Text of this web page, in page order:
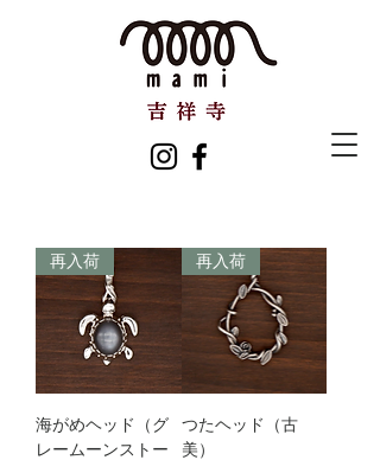
再入荷
海がめヘッド（グ
レームーンストー
再入荷
つたヘッド（古
美）